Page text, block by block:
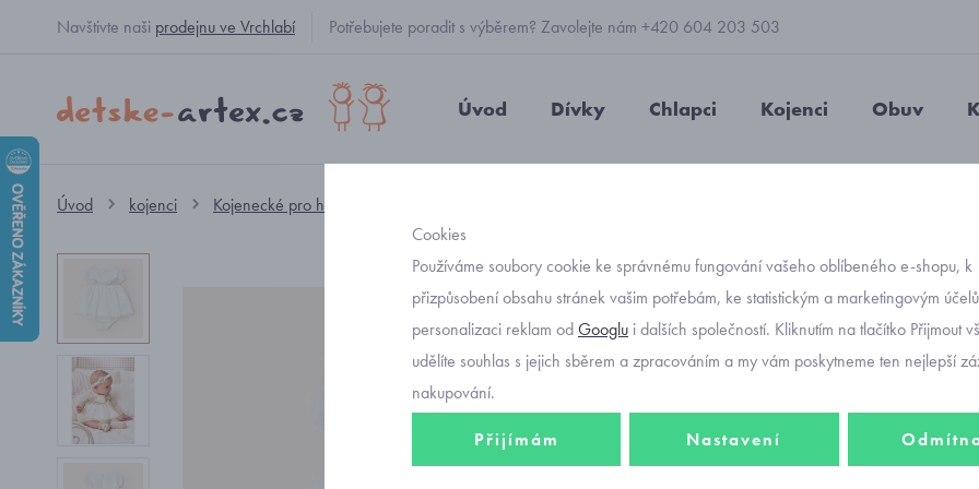
Navštivte naši prodejnu ve Vrchlabí Potřebujete poradit s výběrem? Zavolejte nám +420 604 203 503
Úvod Dívky Chlapci Kojenci Obuv
Úvod kojenci Kojenecké pro holčičky
Objednávací
tylové
1 092
Cookies
Používáme soubory cookie ke správnému fungování vašeho oblíbeného e-shopu, k
přizpůsobení obsahu stránek vašim potřebám, ke statistickým a marketingovým
personalizaci reklam odGooglu i dalších společností. Kliknutím na tlačítko Přijmout
udělíte souhlas s jejich sběrem a zpracováním a my vám poskytneme ten nejlepší
nakupování.
Přijímám Nastavení